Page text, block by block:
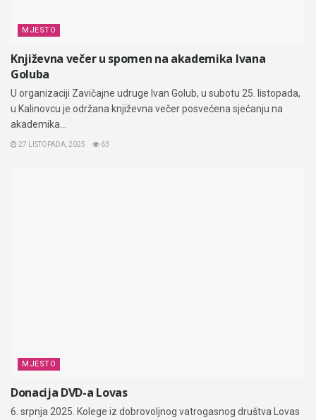
MJESTO
Književna večer u spomen na akademika Ivana
Goluba
U organizaciji Zavičajne udruge Ivan Golub, u subotu 25. listopada,
u Kalinovcu je održana književna večer posvećena sjećanju na
akademika...
27 LISTOPADA, 2025 63
MJESTO
Donacija DVD-a Lovas
6. srpnja 2025. Kolege iz dobrovoljnog vatrogasnog društva Lovas